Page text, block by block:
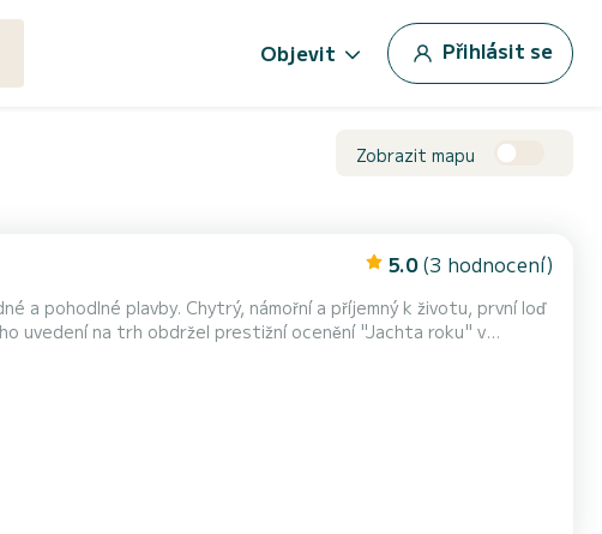
Objevit Přihlásit se
Zobrazit mapu
5.0 (3 hodnocení)
a pohodlné plavby. Chytrý, námořní a příjemný k životu, první loď
uvedení na trh obdržel prestižní ocenění "Jachta roku" v